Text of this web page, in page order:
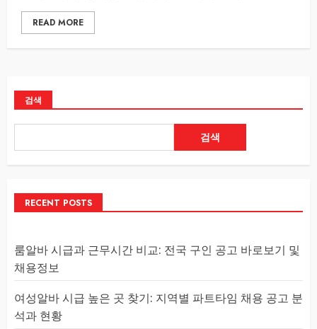
READ MORE
검색
검색
RECENT POSTS
룸알바 시급과 근무시간 비교: 전국 구인 공고 바로보기 및
채용정보
여성알바 시급 높은 곳 찾기: 지역별 파트타임 채용 공고 분
석과 현황